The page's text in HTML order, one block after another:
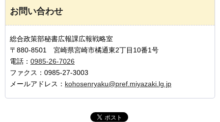
お問い合わせ
総合政策部秘書広報課広報戦略室
〒880-8501 宮崎県宮崎市橘通東2丁目10番1号
電話： 0985-26-7026
ファクス：0985-27-3003
メールアドレス： kohosenryaku@pref.miyazaki.lg.jp